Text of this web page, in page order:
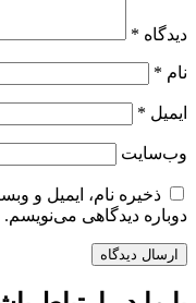
دیدگاه *
نام *
ایمیل *
وب‌سایت
ذخیره نام، ایمیل و
دوباره دیدگاهی می‌نویسم.